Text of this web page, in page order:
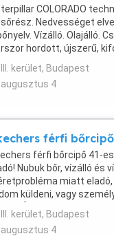
COLORADO
Nedvességet
Vízálló. Olajálló.
hordott, újszerű,
küldeni, vagy ...
III. kerület, Budapest
augusztus 4
férfi
férfi bőrcipő 41-
Nubuk bőr, vízálló és
miatt
küldeni, vagy
Ára Fix: 22.000.-Ft
III. kerület, Budapest
augusztus 4